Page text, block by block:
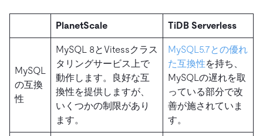
PlanetScale TiDB Serverless
MySQL
の互換
性
MySQL 8とVitessクラス
タリングサービス上で
動作します。良好な互
換性を提供しますが、
いくつかの制限があり
ます。
MySQL5.7との優れ
た互換性を持ち、
MySQLの遅れを取
っている部分で改
善が施されていま
す。